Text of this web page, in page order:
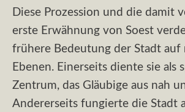
Diese Prozession und die damit
erste Erwähnung von Soest
frühere Bedeutung der Stadt auf
Ebenen. Einerseits diente sie als
Zentrum, das Gläubige aus nah
Andererseits fungierte die Stadt